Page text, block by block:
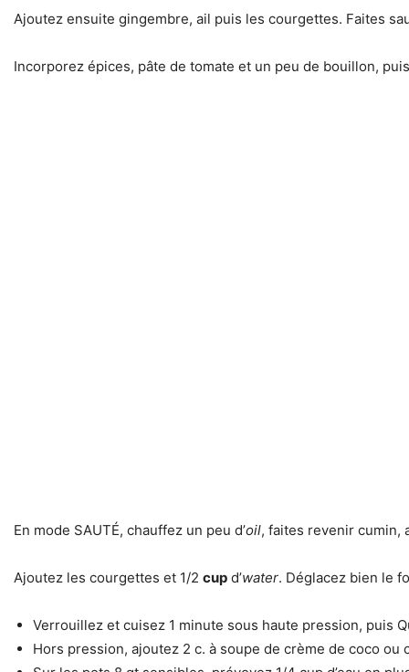
Ajoutez ensuite gingembre, ail puis les courgettes. Faites
Incorporez épices, pâte de tomate et un peu de bouillon,
En mode SAUTÉ, chauffez un peu d’oil, faites revenir cumin,
Ajoutez les courgettes et 1/2 cup d’water. Déglacez bien le
Verrouillez et cuisez 1 minute sous haute pression, puis
Hors pression, ajoutez 2 c. à soupe de crème de coco